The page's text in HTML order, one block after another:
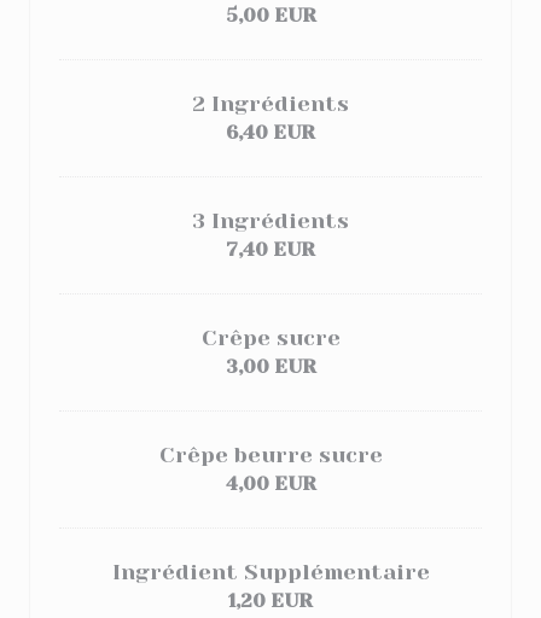
5,00 EUR
2 Ingrédients
6,40 EUR
3 Ingrédients
7,40 EUR
Crêpe sucre
3,00 EUR
Crêpe beurre sucre
4,00 EUR
Ingrédient Supplémentaire
1,20 EUR